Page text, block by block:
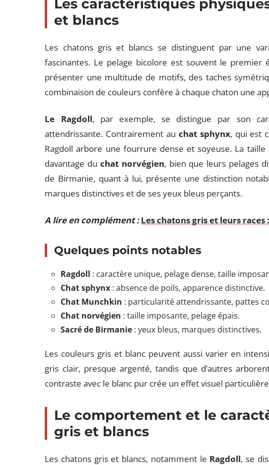
Les caractéristiques
et blancs
Les chatons gris et blancs se distinguent par une
fascinantes. Le pelage bicolore est souvent le premier
présenter une multitude de motifs, des taches
combinaison de couleurs confère à chaque chaton une
Le Ragdoll, par exemple, se distingue par son
attendrissante. Contrairement au chat sphynx, qui est
Ragdoll arbore une fourrure dense et soyeuse. La
davantage du chat norvégien, bien que leurs pelages
de Birmanie, quant à lui, présente une distinction
marques distinctives et de ses yeux bleus perçants.
A lire en complément : Les chatons gris et leurs
Quelques points notables
Ragdoll : caractère unique, pelage dense, taille
Chat sphynx : absence de poils, apparence distinctive.
Chat Munchkin : particularité attendrissante, pattes
Chat norvégien : taille imposante, pelage épais.
Sacré de Birmanie : yeux bleus, marques distinctives.
Les couleurs gris et blanc peuvent aussi varier en
gris clair, presque argenté, tandis que d’autres
contraste avec le blanc pur crée un effet visuel
Le comportement et le
gris et blancs
Les chatons gris et blancs, notamment le Ragdoll, se